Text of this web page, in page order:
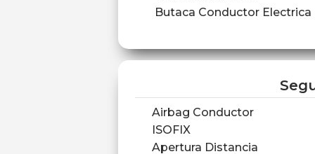
Butaca Conductor Electrica
Airbag Conductor
ISOFIX
Apertura Distancia